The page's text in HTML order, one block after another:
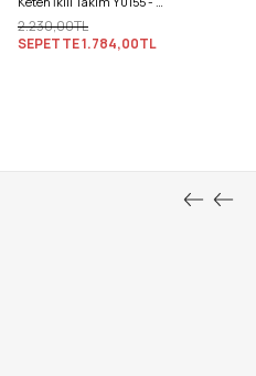
2.230,00TL
SEPETTE1.784,00TL